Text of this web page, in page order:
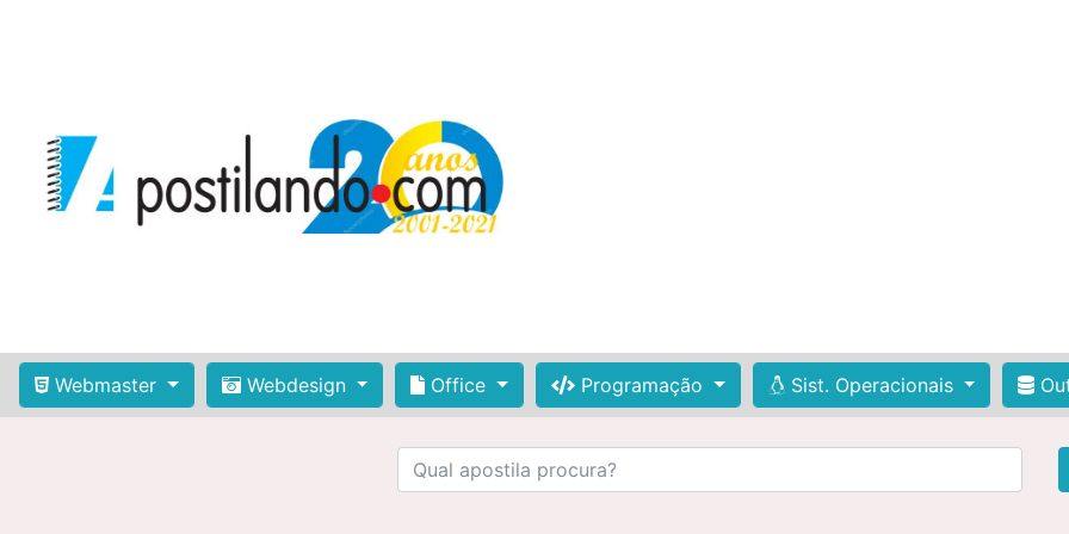
Webmaster Webdesign Office Programação Sist. Operacionais